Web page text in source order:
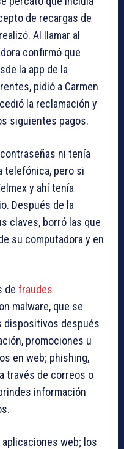
de recargas de
Al llamar al
confirmó que
la app de la
pidió a Carmen
la reclamación y
siguientes pagos.
ni tenía
telefónica, pero si
y ahí tenía
Después de la
claves, borró las que
su computadora y en
de fraudes
malware, que se
dispositivos después
promociones u
en web; phishing,
través de correos o
información
web; los